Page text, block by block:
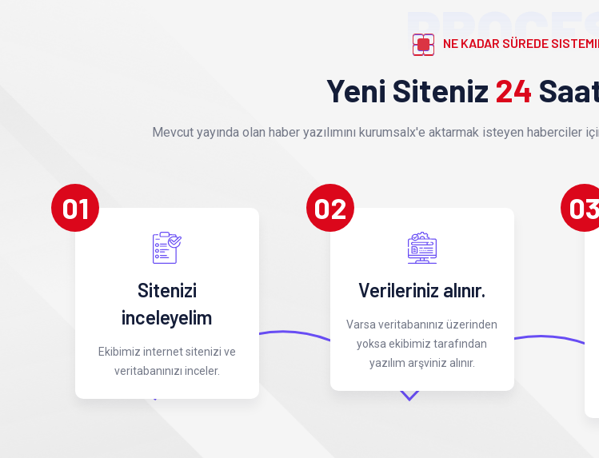
NE KADAR SÜREDE
Yeni Siteniz 24
Mevcut yayında olan haber yazılımını kurumsalx'e aktarmak isteyen haberciler
01
Sitenizi
inceleyelim
Ekibimiz internet sitenizi ve
veritabanınızı inceler.
02
Verileriniz alınır.
Varsa veritabanınız üzerinden
yoksa ekibimiz tarafından
yazılım arşviniz alınır.
03